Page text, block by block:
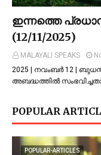
ഇന്നത്തെ
(12/11/2025)
MALAYALI SPEAKS
2025 | നവംബർ 12 |
അബദ്ധത്തില്‍
POPULAR
POPULAR-ARTICLES